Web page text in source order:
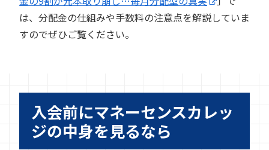
は、分配金の仕組みや手数料の注意点を解説していま
すのでぜひご覧ください。
入会前にマネーセンスカレッ
ジの中身を見るなら